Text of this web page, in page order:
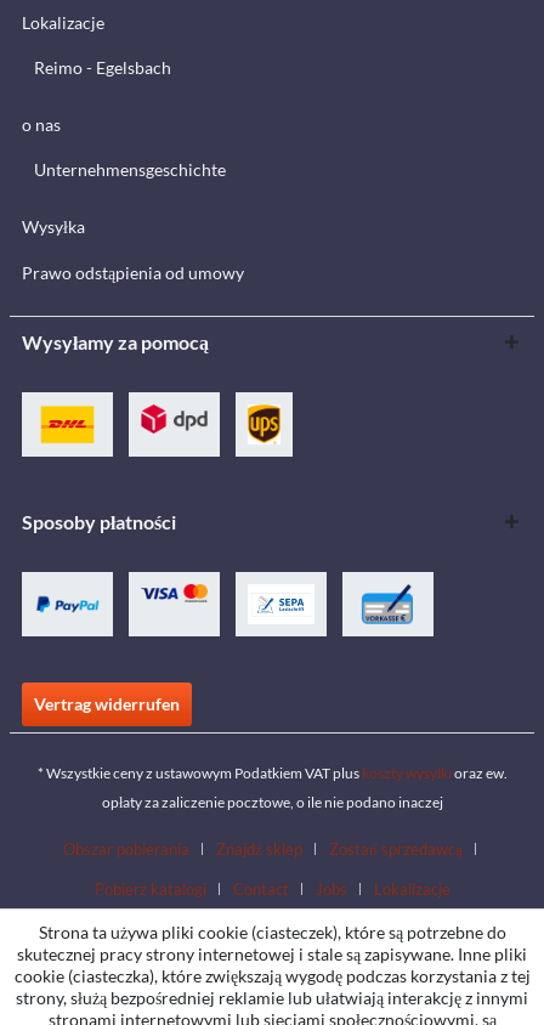
Lokalizacje
Reimo - Egelsbach
o nas
Unternehmensgeschichte
Wysyłka
Prawo odstąpienia od umowy
Wysyłamy za pomocą
Sposoby płatności
Vertrag widerrufen
* Wszystkie ceny z ustawowym Podatkiem VAT plus koszty wysyłki oraz ew.
opłaty za zaliczenie pocztowe, o ile nie podano inaczej
Obszar pobierania Znajdź sklep Zostań sprzedawcą
Pobierz katalogi Contact Jobs Lokalizacje
Strona ta używa pliki cookie (ciasteczek), które są potrzebne do
skutecznej pracy strony internetowej i stale są zapisywane. Inne pliki
cookie (ciasteczka), które zwiększają wygodę podczas korzystania z tej
strony, służą bezpośredniej reklamie lub ułatwiają interakcję z innymi
stronami internetowymi lub sieciami społecznościowymi, są